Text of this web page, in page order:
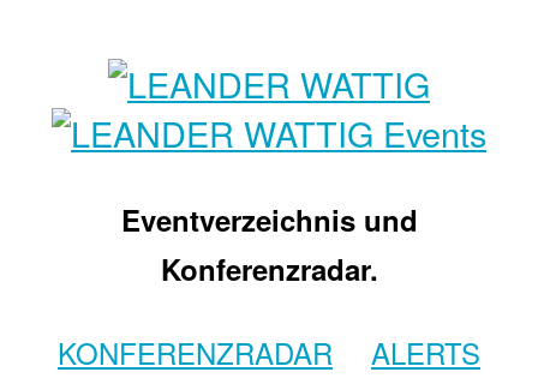
Eventverzeichnis und
Konferenzradar.
KONFERENZRADAR
ALERTS